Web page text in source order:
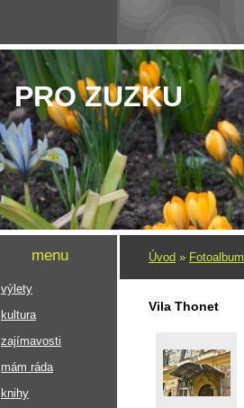
PRO ZUZKU
Úvod » Fotoalbum
Vila Thonet
menu
výlety
kultura
zajímavosti
mám ráda
knihy